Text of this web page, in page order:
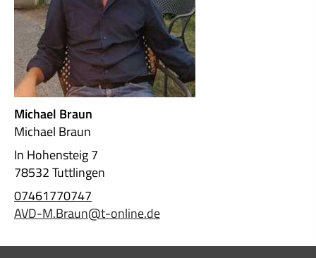
Michael Braun
Michael Braun
In Hohensteig 7
78532 Tuttlingen
07461770747
AVD-M.Braun@t-online.de